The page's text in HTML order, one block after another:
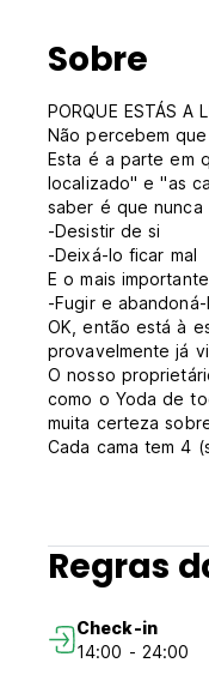
Sobre
PORQUE ESTÁS A
Não percebem
Esta é a parte em
localizado" e "as
saber é que nunca
-Desistir de si
-Deixá-lo ficar mal
E o mais importante,
-Fugir e abandoná-
OK, então está à
provavelmente já
O nosso
como o Yoda de
muita certeza
Cada cama tem 4
Quer reservar
chamar-se Susan?
Ainda está a ler?
Políticas e
Check-in a partir
Regras
Check-in
14:00 - 24:00